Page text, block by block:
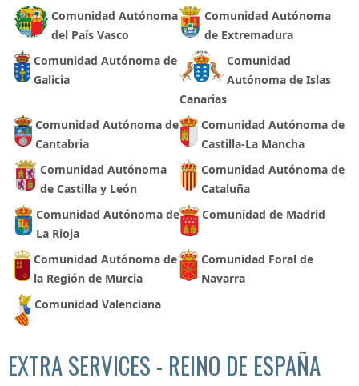
Comunidad Autónoma
del País Vasco
Comunidad Autónoma
de Extremadura
Comunidad Autónoma de
Galicia
Comunidad
Autónoma de Islas
Canarias
Comunidad Autónoma de
Cantabria
Comunidad Autónoma de
Castilla-La Mancha
Comunidad Autónoma
de Castilla y León
Comunidad Autónoma de
Cataluña
Comunidad Autónoma de
La Rioja
Comunidad de Madrid
Comunidad Autónoma de
la Región de Murcia
Comunidad Foral de
Navarra
Comunidad Valenciana
EXTRA SERVICES - REINO DE ESPAÑA